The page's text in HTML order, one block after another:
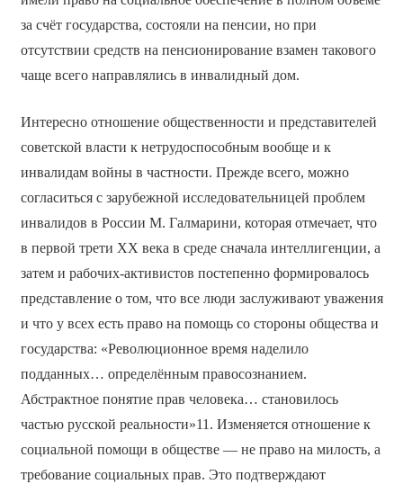
за счёт государства, состояли на пенсии, но при
отсутствии средств на пенсионирование взамен такового
чаще всего направлялись в инвалидный дом.
Интересно отношение общественности и представителей
советской власти к нетрудоспособным вообще и к
инвалидам войны в частности. Прежде всего, можно
согласиться с зарубежной исследовательницей проблем
инвалидов в России М. Галмарини, которая отмечает, что
в первой трети ХХ века в среде сначала интеллигенции, а
затем и рабочих-активистов постепенно формировалось
представление о том, что все люди заслуживают уважения
и что у всех есть право на помощь со стороны общества и
государства: «Революционное время наделило
подданных… определённым правосознанием.
Абстрактное понятие прав человека… становилось
частью русской реальности»11. Изменяется отношение к
социальной помощи в обществе — не право на милость, а
требование социальных прав. Это подтверждают